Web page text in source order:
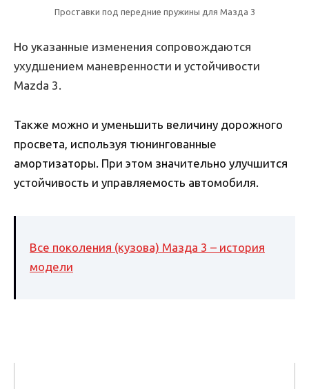
Проставки под передние пружины для Мазда 3
Но указанные изменения сопровождаются
ухудшением маневренности и устойчивости
Mazda 3.
Также можно и уменьшить величину дорожного
просвета, используя тюнингованные
амортизаторы. При этом значительно улучшится
устойчивость и управляемость автомобиля.
Все поколения (кузова) Мазда 3 – история
модели